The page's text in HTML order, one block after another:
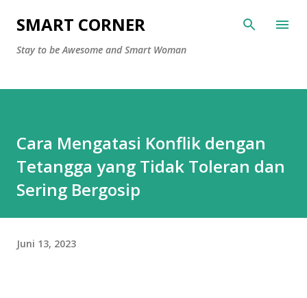
Langsung ke konten utama
SMART CORNER
Stay to be Awesome and Smart Woman
Cara Mengatasi Konflik dengan
Tetangga yang Tidak Toleran dan
Sering Bergosip
Juni 13, 2023